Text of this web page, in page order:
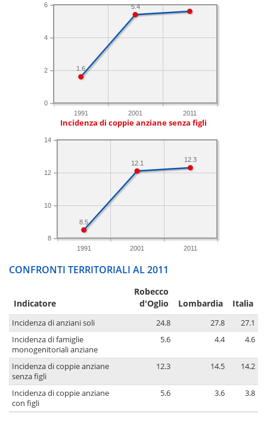
1991 2001 2011
0
2
4
6 5.4
1.6
Incidenza di coppie anziane senza figli
1991 2001 2011
8
10
12
14
12.3
12.1
8.5
CONFRONTI TERRITORIALI AL 2011
Indicatore
Robecco
d'Oglio
Lombardia Italia
Incidenza di anziani soli 24.8 27.8
27.1
Incidenza di famiglie
monogenitoriali anziane
5.6 4.4 4.6
Incidenza di coppie anziane
senza figli
12.3 14.5 14.2
Incidenza di coppie anziane
con figli
5.6 3.6 3.8